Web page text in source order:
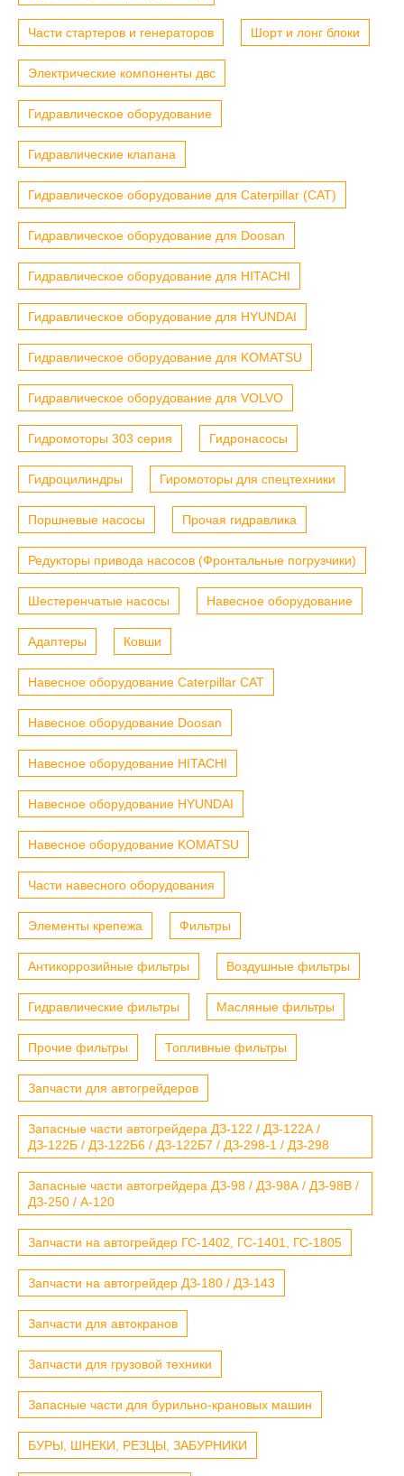
Части стартеров и генераторов Шорт и лонг блоки
Электрические компоненты двс
Гидравлическое оборудование
Гидравлические клапана
Гидравлическое оборудование для Caterpillar (CAT)
Гидравлическое оборудование для Doosan
Гидравлическое оборудование для HITACHI
Гидравлическое оборудование для HYUNDAI
Гидравлическое оборудование для KOMATSU
Гидравлическое оборудование для VOLVO
Гидромоторы 303 серия Гидронасосы
Гидроцилиндры Гиромоторы для спецтехники
Поршневые насосы Прочая гидравлика
Редукторы привода насосов (Фронтальные погрузчики)
Шестеренчатые насосы Навесное оборудование
Адаптеры Ковши
Навесное оборудование Caterpillar CAT
Навесное оборудование Doosan
Навесное оборудование HITACHI
Навесное оборудование HYUNDAI
Навесное оборудование KOMATSU
Части навесного оборудования
Элементы крепежа Фильтры
Антикоррозийные фильтры Воздушные фильтры
Гидравлические фильтры Масляные фильтры
Прочие фильтры Топливные фильтры
Запчасти для автогрейдеров
Запасные части автогрейдера ДЗ-122 / ДЗ-122А /
ДЗ-122Б / ДЗ-122Б6 / ДЗ-122Б7 / ДЗ-298-1 / ДЗ-298
Запасные части автогрейдера ДЗ-98 / ДЗ-98А / ДЗ-98В /
ДЗ-250 / А-120
Запчасти на автогрейдер ГС-1402, ГС-1401, ГС-1805
Запчасти на автогрейдер ДЗ-180 / ДЗ-143
Запчасти для автокранов
Запчасти для грузовой техники
Запасные части для бурильно-крановых машин
БУРЫ, ШНЕКИ, РЕЗЦЫ, ЗАБУРНИКИ